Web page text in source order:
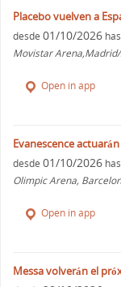
Placebo vuelven a
desde 01/10/2026
Movistar
Open in app
Evanescence
desde 01/10/2026
Olimpic Arena,
Open in app
Messa volverán el